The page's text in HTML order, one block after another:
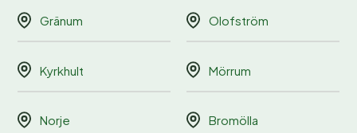
Gränum Olofström
Kyrkhult Mörrum
Norje Bromölla